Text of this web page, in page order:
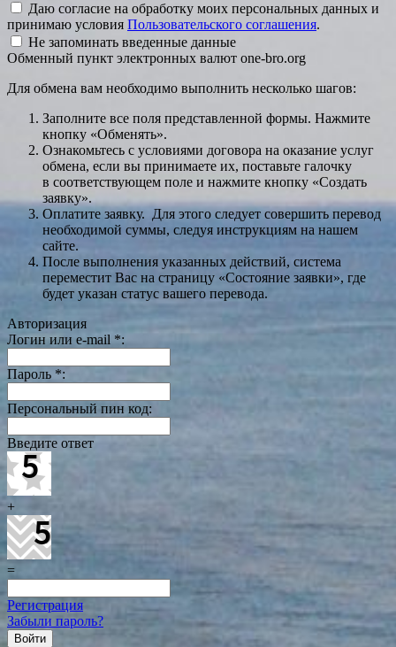
Даю согласие на обработку моих персональных данных и
принимаю условия Пользовательского соглашения.
Не запоминать введенные данные
Обменный пункт электронных валют one-bro.org
Для обмена вам необходимо выполнить несколько шагов:
Заполните все поля представленной формы. Нажмите
кнопку «Обменять».
Ознакомьтесь с условиями договора на оказание услуг
обмена, если вы принимаете их, поставьте галочку
в соответствующем поле и нажмите кнопку «Создать
заявку».
Оплатите заявку. Для этого следует совершить перевод
необходимой суммы, следуя инструкциям на нашем
сайте.
После выполнения указанных действий, система
переместит Вас на страницу «Состояние заявки», где
будет указан статус вашего перевода.
Авторизация
Логин или e-mail *:
Пароль *:
Персональный пин код:
Введите ответ
+
=
Регистрация
Забыли пароль?